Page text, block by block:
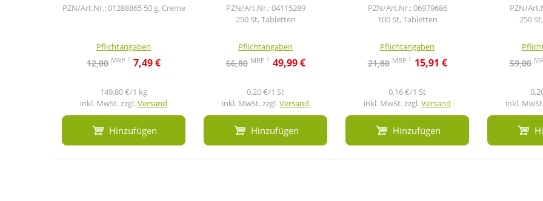
PZN/Art.Nr.: 01288865 50 g, Creme
Pflichtangaben
12,00 MRP 2 7,49 €
149,80 €/1 kg
inkl. MwSt. zzgl.Versand
Hinzufügen
PZN/Art.Nr.: 04115289
250 St, Tabletten
Pflichtangaben
66,80 MRP 2 49,99 €
0,20 €/1 St
inkl. MwSt. zzgl.Versand
Hinzufügen
PZN/Art.Nr.: 06979686
100 St, Tabletten
Pflichtangaben
21,80 MRP 2 15,91 €
0,16 €/1 St
inkl. MwSt. zzgl.Versand
Hinzufügen
PZN/
250
59,00
inkl.